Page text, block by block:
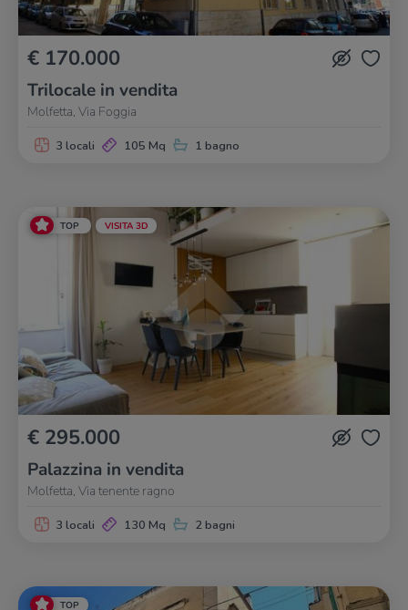
€ 170.000
Trilocale in vendita
Molfetta, Via Foggia
3 locali 105 Mq 1 bagno
TOP VISITA 3D
€ 295.000
Palazzina in vendita
Molfetta, Via tenente ragno
3 locali 130 Mq 2 bagni
TOP